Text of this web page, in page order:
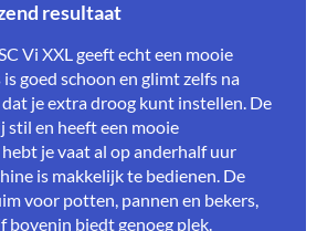
resultaat
Vi XXL geeft echt een mooie
goed schoon en glimt zelfs na
je extra droog kunt instellen. De
stil en heeft een mooie
je vaat al op anderhalf uur
is makkelijk te bedienen. De
voor potten, pannen en bekers,
bovenin biedt genoeg plek.